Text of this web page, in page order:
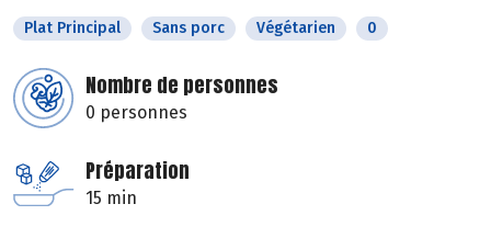
Plat Principal Sans porc Végétarien 0
Nombre de personnes
0 personnes
Préparation
15 min